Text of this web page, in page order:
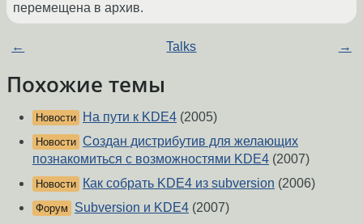
перемещена в архив.
← Talks →
Похожие темы
Новости На пути к KDE4 (2005)
Новости Создан дистрибутив для желающих
познакомиться с возможностями KDE4 (2007)
Новости Как собрать KDE4 из subversion (2006)
Форум Subversion и KDE4 (2007)